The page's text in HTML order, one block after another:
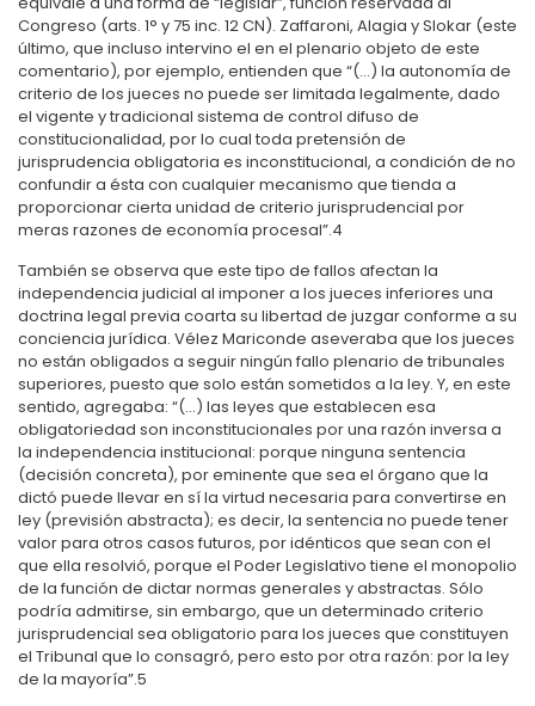
Congreso (arts. 1° y 75 inc. 12 CN). Zaffaroni, Alagia y Slokar (este
último, que incluso intervino el en el plenario objeto de este
comentario), por ejemplo, entienden que “(…) la autonomía de
criterio de los jueces no puede ser limitada legalmente, dado
el vigente y tradicional sistema de control difuso de
constitucionalidad, por lo cual toda pretensión de
jurisprudencia obligatoria es inconstitucional, a condición de no
confundir a ésta con cualquier mecanismo que tienda a
proporcionar cierta unidad de criterio jurisprudencial por
meras razones de economía procesal”.4
También se observa que este tipo de fallos afectan la
independencia judicial al imponer a los jueces inferiores una
doctrina legal previa coarta su libertad de juzgar conforme a su
conciencia jurídica. Vélez Mariconde aseveraba que los jueces
no están obligados a seguir ningún fallo plenario de tribunales
superiores, puesto que solo están sometidos a la ley. Y, en este
sentido, agregaba: “(…) las leyes que establecen esa
obligatoriedad son inconstitucionales por una razón inversa a
la independencia institucional: porque ninguna sentencia
(decisión concreta), por eminente que sea el órgano que la
dictó puede llevar en sí la virtud necesaria para convertirse en
ley (previsión abstracta); es decir, la sentencia no puede tener
valor para otros casos futuros, por idénticos que sean con el
que ella resolvió, porque el Poder Legislativo tiene el monopolio
de la función de dictar normas generales y abstractas. Sólo
podría admitirse, sin embargo, que un determinado criterio
jurisprudencial sea obligatorio para los jueces que constituyen
el Tribunal que lo consagró, pero esto por otra razón: por la ley
de la mayoría”.5